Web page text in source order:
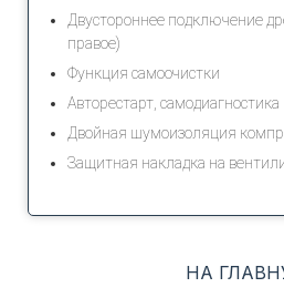
Двустороннее подключение
правое)
Функция самоочистки
Авторестарт, самодиагностика
Двойная шумоизоляция
Защитная накладка на
НА